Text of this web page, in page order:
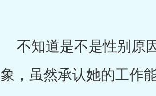
不知道是不是性别原
象，虽然承认她的工作